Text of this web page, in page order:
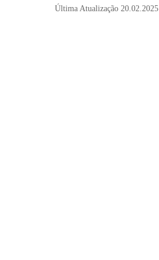
Última Atualização 20.02.2025